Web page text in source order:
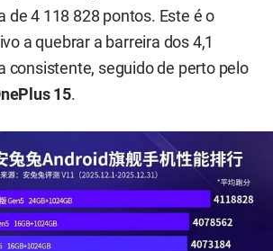
de 4 118 828 pontos. Este é o
a quebrar a barreira dos 4,1
consistente, seguido de perto pelo
15.